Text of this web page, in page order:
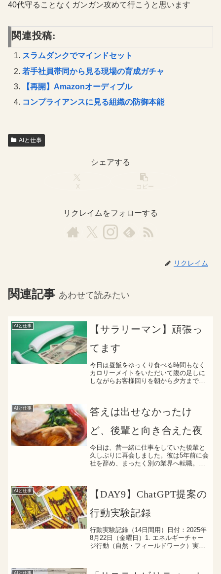
40代守ることなくガンガン攻めて行こうと思います
関連投稿:
スラムダンクでマインドセット
若手社員帯同から見る現場の育成ガチャ
【再開】Amazonオーディブル
コンプライアンスに見る組織の防御本能
AIと仕事
シェアする
X コピー
リクレイムをフォローする
リクレイム
関連記事 あわせて読みたい
AIと仕事
【サラリーマン】頑張っ
てます
今日は昼飯をゆっくり食べる時間もなく
カロリーメイトをいただいて腹の足しに
しながらお客様回りを朝から夕方まで行
で、当然サラリーをもらって...
AIと仕事
答えは出せなかったけ
ど、後輩と向き合えた夜
今日は、昔一緒に仕事をしていた後輩と
久しぶりに再会しました。彼は5年前に会
社を辞め、まったく別の業界へ転職。今
直な意見を聞きたい...
AIと仕事
【DAY9】ChatGPT提案の
行動実験記録
行動実験記録（14日間用）日付：2025年
8月22日（金曜日）1. エネルギーチャー
ジ行動（自然・フィールドワーク）実施
AIと仕事